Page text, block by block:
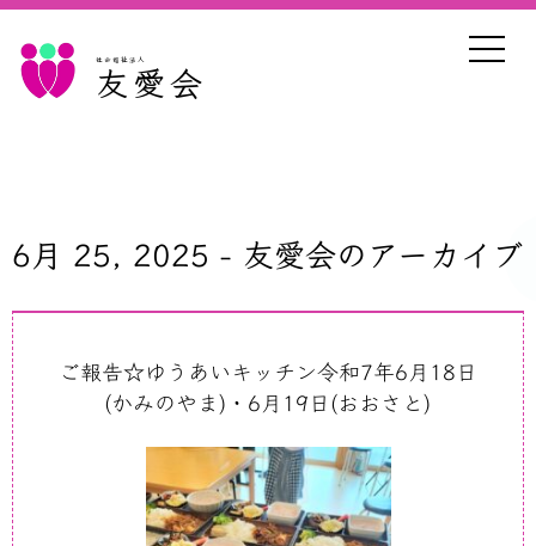
社会福祉法人
友愛会
6月 25, 2025 - 友愛会のアーカイブ
ご報告☆ゆうあいキッチン令和7年6月18日
(かみのやま)・6月19日(おおさと)